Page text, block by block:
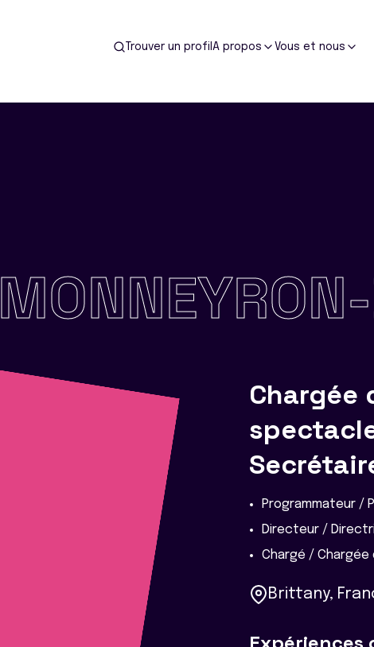
Trouver un profil A propos Vous et nous
Chargée
Programmateur /
Directeur /
Chargé /
Brittany,